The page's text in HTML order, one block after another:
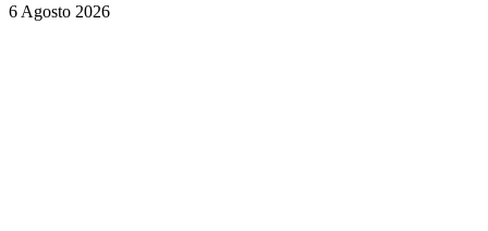
6 Agosto 2026